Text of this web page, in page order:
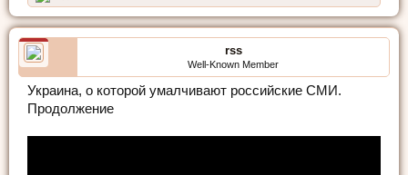
rss
Well-Known Member
Украина, о которой умалчивают российские СМИ.
Продолжение